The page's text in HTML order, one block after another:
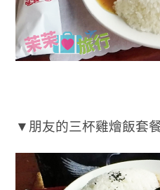
▼朋友的三杯雞燴飯套餐